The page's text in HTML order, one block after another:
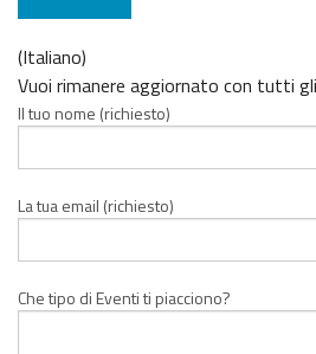
(Italiano)
Vuoi rimanere aggiornato con tutti
Il tuo nome (richiesto)
La tua email (richiesto)
Che tipo di Eventi ti piacciono?